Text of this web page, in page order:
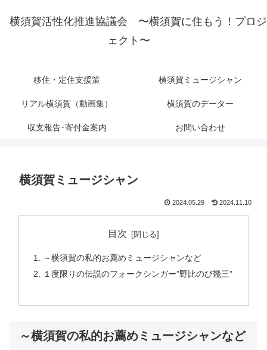
横須賀活性化推進協議会 〜横須賀に住もう！プロジ
ェクト〜
移住・定住支援策 横須賀ミュージシャン
リアル横須賀（動画集） 横須賀のデーター
収支報告･寄付金案内 お問い合わせ
横須賀ミュージシャン
2024.05.29 2024.11.10
目次
～横須賀の私的お薦めミュージシャンなど
１度限りの伝説のフォークシンガー”野比のび幾三”
～横須賀の私的お薦めミュージシャンなど